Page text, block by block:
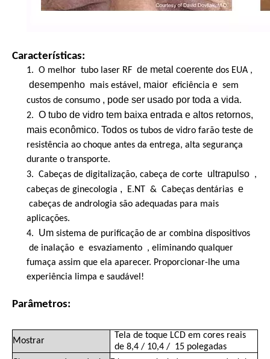
Características:
1. O melhor tubo laser RF de metal coerente dos EUA ,
desempenho mais estável, maior eficiência e sem
custos de consumo , pode ser usado por toda a vida.
2. O tubo de vidro tem baixa entrada e altos retornos,
mais econômico. Todos os tubos de vidro farão teste de
resistência ao choque antes da entrega, alta segurança
durante o transporte.
3. Cabeças de digitalização, cabeça de corte ultrapulso ,
cabeças de ginecologia , E.NT & Cabeças dentárias e
cabeças de andrologia são adequadas para mais
aplicações.
4. Um sistema de purificação de ar combina dispositivos
de inalação e esvaziamento , eliminando qualquer
fumaça assim que ela aparecer. Proporcionar-lhe uma
experiência limpa e saudável!
Parâmetros:
Mostrar
Tela de toque LCD em cores reais
de 8,4 / 10,4 / 15 polegadas